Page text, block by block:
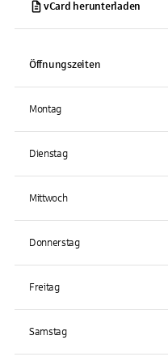
vCard herunterladen
Öffnungszeiten
Montag
Dienstag
Mittwoch
Donnerstag
Freitag
Samstag